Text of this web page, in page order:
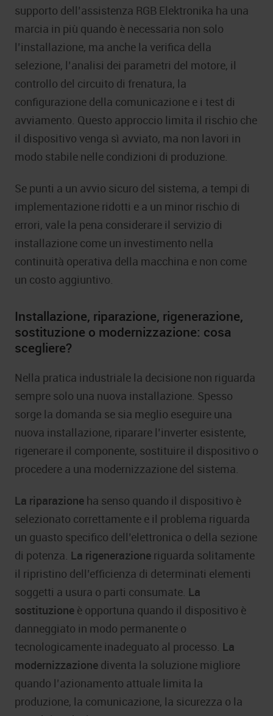
supporto dell’assistenza RGB Elektronika ha una
marcia in più quando è necessaria non solo
l’installazione, ma anche la verifica della
selezione, l’analisi dei parametri del motore, il
controllo del circuito di frenatura, la
configurazione della comunicazione e i test di
avviamento. Questo approccio limita il rischio che
il dispositivo venga sì avviato, ma non lavori in
modo stabile nelle condizioni di produzione.
Se punti a un avvio sicuro del sistema, a tempi di
implementazione ridotti e a un minor rischio di
errori, vale la pena considerare il servizio di
installazione come un investimento nella
continuità operativa della macchina e non come
un costo aggiuntivo.
Installazione, riparazione, rigenerazione,
sostituzione o modernizzazione: cosa
scegliere?
Nella pratica industriale la decisione non riguarda
sempre solo una nuova installazione. Spesso
sorge la domanda se sia meglio eseguire una
nuova installazione, riparare l’inverter esistente,
rigenerare il componente, sostituire il dispositivo o
procedere a una modernizzazione del sistema.
La riparazione ha senso quando il dispositivo è
selezionato correttamente e il problema riguarda
un guasto specifico dell’elettronica o della sezione
di potenza. La rigenerazione riguarda solitamente
il ripristino dell’efficienza di determinati elementi
soggetti a usura o parti consumate. La
sostituzione è opportuna quando il dispositivo è
danneggiato in modo permanente o
tecnologicamente inadeguato al processo. La
modernizzazione diventa la soluzione migliore
quando l’azionamento attuale limita la
produzione, la comunicazione, la sicurezza o la